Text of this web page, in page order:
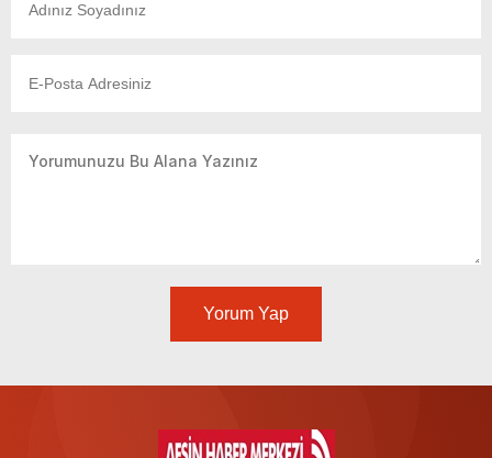
Yorum Yap